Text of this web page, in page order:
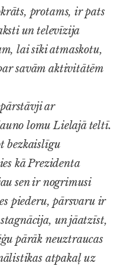
protams, ir pats
un televīzija
lai sīki atmaskotu,
savām aktivitātēm
ar
lomu Lielajā teltī.
bezkaislīgu
kā Prezidenta
sen ir nogrimusi
piederu, pārsvaru ir
un jāatzīst,
pārāk neuztraucas
atpakaļ uz